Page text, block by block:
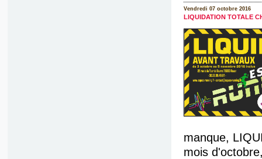
Vendredi 07 octobre 2016
LIQUIDATION TOTALE
manque,
mois